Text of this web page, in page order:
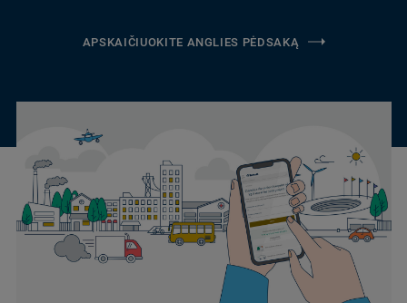
APSKAIČIUOKITE ANGLIES PĖDSAKĄ